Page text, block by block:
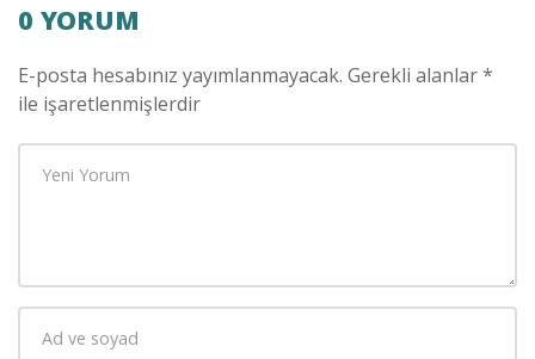
0 YORUM
E-posta hesabınız yayımlanmayacak. Gerekli alanlar*
ile işaretlenmişlerdir